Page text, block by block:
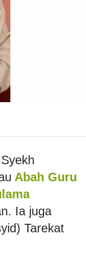
Abah Guru
Ia juga
Tarekat